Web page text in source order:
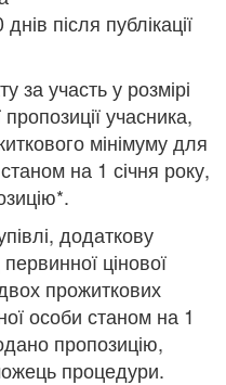
після публікації
за участь у розмірі
учасника,
мінімуму для
на 1 січня року,
додаткову
цінової
прожиткових
особи станом на 1
пропозицію,
процедури.